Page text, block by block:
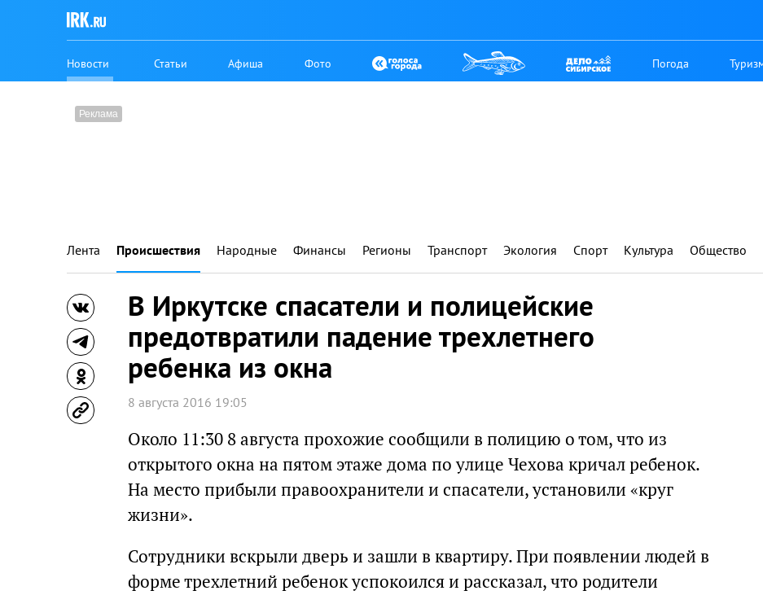
Новости Статьи Афиша Фото Погода
Лента Происшествия Народные Финансы Регионы Транспорт Экология Спорт Культура Общество
В Иркутске спасатели и полицейские
предотвратили падение трехлетнего
ребенка из окна
8 августа 2016 19:05
Около 11:30 8 августа прохожие сообщили в полицию о том, что из
открытого окна на пятом этаже дома по улице Чехова кричал ребенок.
На место прибыли правоохранители и спасатели, установили «круг
жизни».
Сотрудники вскрыли дверь и зашли в квартиру. При появлении людей в
форме трехлетний ребенок успокоился и рассказал, что родители